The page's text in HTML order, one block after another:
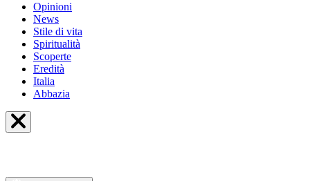
Opinioni
News
Stile di vita
Spiritualità
Scoperte
Eredità
Italia
Abbazia